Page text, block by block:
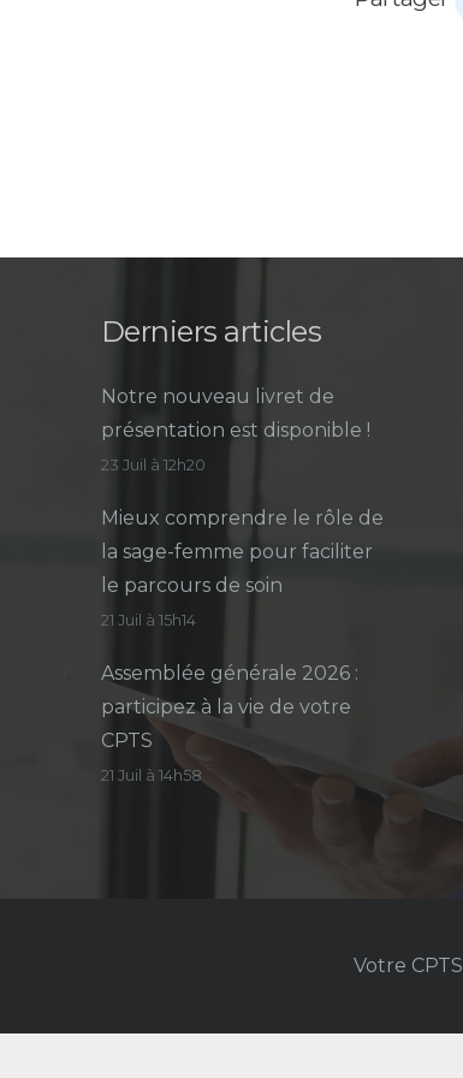
Derniers articles
Notre nouveau livret de
présentation est disponible !
23 Juil à 12h20
Mieux comprendre le rôle de
la sage-femme pour faciliter
le parcours de soin
21 Juil à 15h14
Assemblée générale 2026 :
participez à la vie de votre
CPTS
21 Juil à 14h58
Votre CPTS